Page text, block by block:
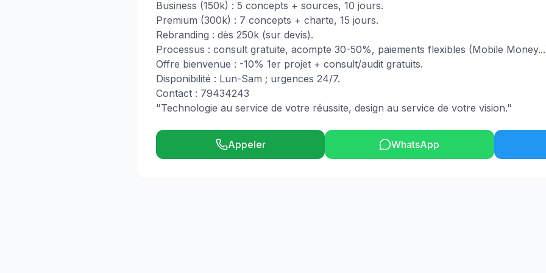
Business (150k) : 5 concepts + sources, 10 jours.
Premium (300k) : 7 concepts + charte, 15 jours.
Rebranding : dès 250k (sur devis).
Processus : consult gratuite, acompte 30-50%, paiements flexibles (Mobile
Offre bienvenue : -10% 1er projet + consult/audit gratuits.
Disponibilité : Lun-Sam ; urgences 24/7.
Contact : 79434243
"Technologie au service de votre réussite, design au service de votre vision."
Appeler WhatsApp